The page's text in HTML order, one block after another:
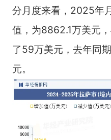
分月度来看，2025年
值，为8862.1万美元
了59万美元，去年同
元。